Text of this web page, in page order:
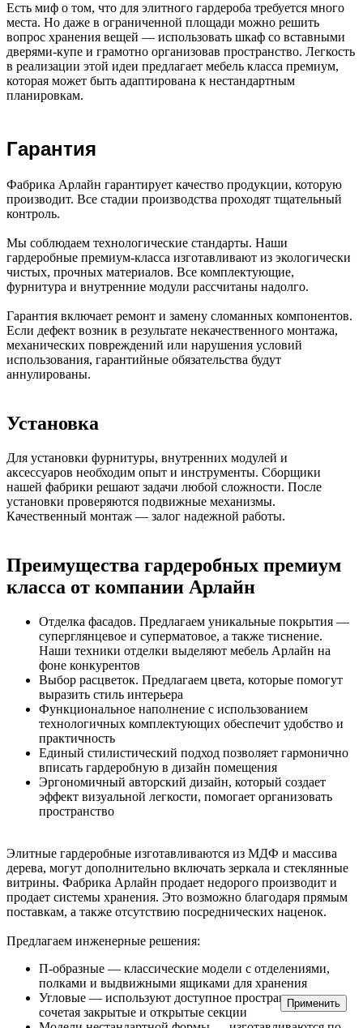
Применить
Есть миф о том, что для элитного гардероба требуется много
места. Но даже в ограниченной площади можно решить
вопрос хранения вещей — использовать шкаф со вставными
дверями-купе и грамотно организовав пространство. Легкость
в реализации этой идеи предлагает мебель класса премиум,
которая может быть адаптирована к нестандартным
планировкам.
Гарантия
Фабрика Арлайн гарантирует качество продукции, которую
производит. Все стадии производства проходят тщательный
контроль.
Мы соблюдаем технологические стандарты. Наши
гардеробные премиум-класса изготавливают из экологически
чистых, прочных материалов. Все комплектующие,
фурнитура и внутренние модули рассчитаны надолго.
Гарантия включает ремонт и замену сломанных компонентов.
Если дефект возник в результате некачественного монтажа,
механических повреждений или нарушения условий
использования, гарантийные обязательства будут
аннулированы.
Установка
Для установки фурнитуры, внутренних модулей и
аксессуаров необходим опыт и инструменты. Сборщики
нашей фабрики решают задачи любой сложности. После
установки проверяются подвижные механизмы.
Качественный монтаж — залог надежной работы.
Преимущества гардеробных премиум
класса от компании Арлайн
Отделка фасадов. Предлагаем уникальные покрытия —
суперглянцевое и суперматовое, а также тиснение.
Наши техники отделки выделяют мебель Арлайн на
фоне конкурентов
Выбор расцветок. Предлагаем цвета, которые помогут
выразить стиль интерьера
Функциональное наполнение с использованием
технологичных комплектующих обеспечит удобство и
практичность
Единый стилистический подход позволяет гармонично
вписать гардеробную в дизайн помещения
Эргономичный авторский дизайн, который создает
эффект визуальной легкости, помогает организовать
пространство
Элитные гардеробные изготавливаются из МДФ и массива
дерева, могут дополнительно включать зеркала и стеклянные
витрины. Фабрика Арлайн продает недорого производит и
продает системы хранения. Это возможно благодаря прямым
поставкам, а также отсутствию посреднических наценок.
Предлагаем инженерные решения:
П-образные — классические модели с отделениями,
полками и выдвижными ящиками для хранения
Угловые — используют доступное пространство,
сочетая закрытые и открытые секции